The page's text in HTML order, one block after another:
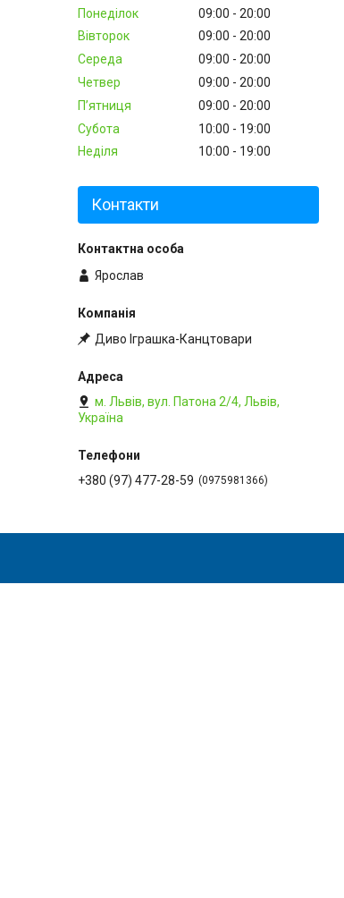
Понеділок 09:00
20:00
Вівторок
09:00
20:00
Середа
09:00
20:00
Четвер
09:00
20:00
Пʼятниця
09:00
20:00
Субота
10:00
19:00
Неділя
10:00 19:00
Контакти
Ярослав
Диво Іграшка-Канцтовари
м. Львів, вул. Патона 2/4, Львів,
Україна
+380 (97) 477-28-59 0975981366